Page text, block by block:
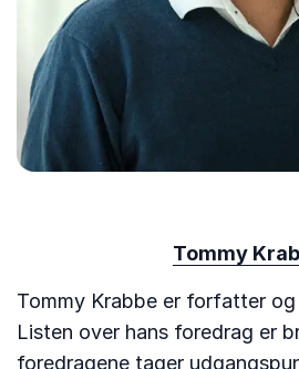
Tommy
Tommy Krabbe er forfatter
Listen over hans foredrag er
foredragene tager